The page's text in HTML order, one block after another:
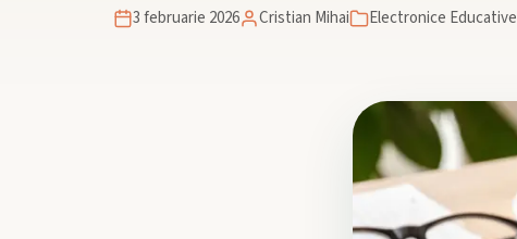
3 februarie 2026 Cristian Mihai Electronice Educative